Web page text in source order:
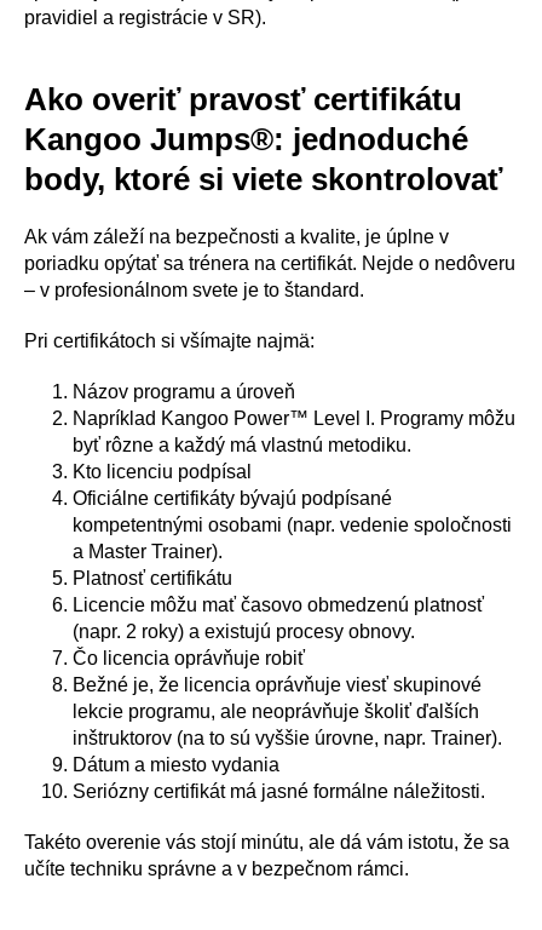
pravidiel a registrácie v SR).
Ako overiť pravosť certifikátu
Kangoo Jumps®: jednoduché
body, ktoré si viete skontrolovať
Ak vám záleží na bezpečnosti a kvalite, je úplne v
poriadku opýtať sa trénera na certifikát. Nejde o nedôveru
– v profesionálnom svete je to štandard.
Pri certifikátoch si všímajte najmä:
Názov programu a úroveň
Napríklad Kangoo Power™ Level I. Programy môžu
byť rôzne a každý má vlastnú metodiku.
Kto licenciu podpísal
Oficiálne certifikáty bývajú podpísané
kompetentnými osobami (napr. vedenie spoločnosti
a Master Trainer).
Platnosť certifikátu
Licencie môžu mať časovo obmedzenú platnosť
(napr. 2 roky) a existujú procesy obnovy.
Čo licencia oprávňuje robiť
Bežné je, že licencia oprávňuje viesť skupinové
lekcie programu, ale neoprávňuje školiť ďalších
inštruktorov (na to sú vyššie úrovne, napr. Trainer).
Dátum a miesto vydania
Seriózny certifikát má jasné formálne náležitosti.
Takéto overenie vás stojí minútu, ale dá vám istotu, že sa
učíte techniku správne a v bezpečnom rámci.